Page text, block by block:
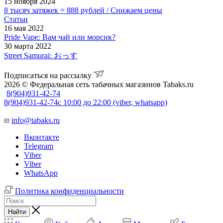
8 тысяч затяжек = 888 рублей / Снижаем цены
Статьи
16 мая 2022
Pride Vape: Вам чай или морсик?
30 марта 2022
Street Samurai: おっす
Подписаться на рассылку
2026 © Федеральная сеть табачных магазинов Tabaks.ru
8(904)931-42-74
8(904)931-42-74с 10:00 до 22:00 (viber, whatsapp)
info@tabaks.ru
Вконтакте
Telegram
Viber
Viber
WhatsApp
Политика конфиденциальности
Найти